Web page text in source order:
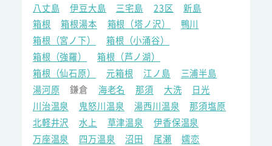
八丈島
伊豆大島 三宅島 23区
新島
箱根
箱根湯本 箱根（塔ノ沢）
鴨川
箱根（宮ノ下）
箱根（小涌谷）
箱根（強羅）
箱根（芦ノ湖）
箱根（仙石原）
元箱根 江ノ島
三浦半島
湯河原
鎌倉 海老名 那須 大洗
日光
川治温泉
鬼怒川温泉 湯西川温泉
那須塩原
北軽井沢
水上 草津温泉
伊香保温泉
万座温泉
四万温泉 沼田 尾瀬
嬬恋